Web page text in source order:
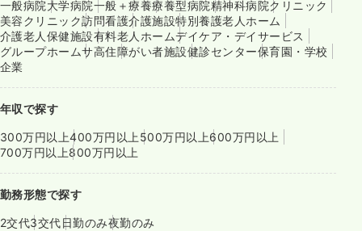
一般病院大学病院一般＋療養療養型病院精神科病院クリニック
美容クリニック訪問看護介護施設特別養護老人ホーム
介護老人保健施設有料老人ホームデイケア・デイサービス
グループホームサ高住障がい者施設健診センター保育園・学校
企業
年収で探す
300万円以上400万円以上 500万円以上600万円以上
700万円以上800万円以上
勤務形態で探す
2交代3交代日勤のみ夜勤のみ